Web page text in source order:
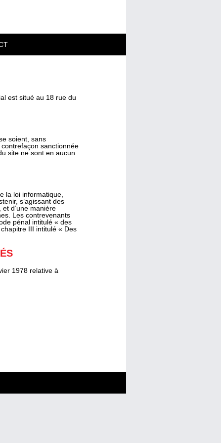
est situé au 18 rue du
soient, sans
contrefaçon sanctionnée
site ne sont en aucun
la loi informatique,
s’agissant des
d’une manière
Les contrevenants
pénal intitulé « des
III intitulé « Des
1978 relative à